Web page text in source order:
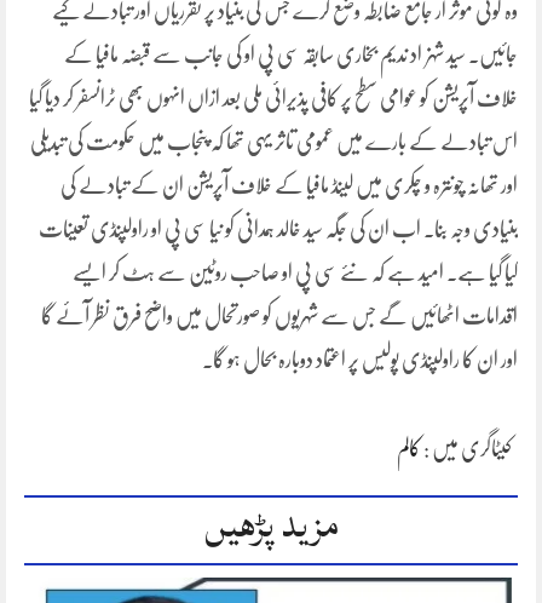
وہ کوئی موثر ار جامع ضابطہ وضع کرے جسں کی بنیاد پر تقرریاں اور تبادلے کیے
جائیں۔ سید شہزاد ندیم بخاری سابقہ سی پی او کی جانب سے قبضہ مافیا کے
خلاف آپریشن کو عوامی سطح پر کافی پذیرائی ملی بعد ازاں انہوں بھی ٹرانسفر کر دیا گیا
اس تبادلے کے بارے میں عمومی تاثر یہی تھا کہ پنجاب میں حکومت کی تبدیلی
اور تھانہ چونترہ و چکری میں لینڈ مافیا کے خلاف آپریشن ان کے تبادلے کی
بنیادی وجہ بنا۔ اب ان کی جگہ سید خالد ہمدانی کو نیا سی پی او راولپنڈی تعینات
کیا گیا ہے۔ امید ہے کہ نئے سی پی او صاحب روٹین سے ہٹ کر ایسے
اقدامات اٹھائیں گے جس سے شہریوں کو صورتحال میں واضح فرق نظر آئے گا
اور ان کا راولپنڈی پولیس پر اعتماد دوبارہ بحال ہو گا۔
کیٹاگری میں : کالم
مزید پڑھیں